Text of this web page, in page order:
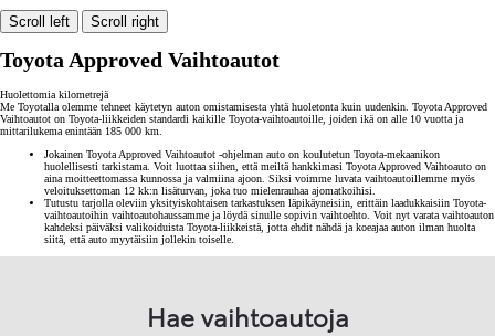
Scroll left Scroll right
Toyota Approved Vaihtoautot
Huolettomia kilometrejä
Me Toyotalla olemme tehneet käytetyn auton omistamisesta yhtä huoletonta kuin uudenkin. Toyota Approved
Vaihtoautot on Toyota-liikkeiden standardi kaikille Toyota-vaihtoautoille, joiden ikä on alle 10 vuotta ja
mittarilukema enintään 185 000 km.
Jokainen Toyota Approved Vaihtoautot -ohjelman auto on koulutetun Toyota-mekaanikon
huolellisesti tarkistama. Voit luottaa siihen, että meiltä hankkimasi Toyota Approved Vaihtoauto on
aina moitteettomassa kunnossa ja valmiina ajoon. Siksi voimme luvata vaihtoautoillemme myös
veloituksettoman 12 kk:n lisäturvan, joka tuo mielenrauhaa ajomatkoihisi.
Tutustu tarjolla oleviin yksityiskohtaisen tarkastuksen läpikäyneisiin, erittäin laadukkaisiin Toyota-
vaihtoautoihin vaihtoautohaussamme ja löydä sinulle sopivin vaihtoehto. Voit nyt varata vaihtoauton
kahdeksi päiväksi valikoiduista Toyota-liikkeistä, jotta ehdit nähdä ja koeajaa auton ilman huolta
siitä, että auto myytäisiin jollekin toiselle.
Hae vaihtoautoja